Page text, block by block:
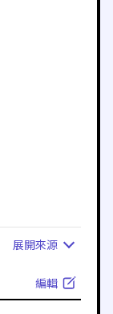
展開來源
編輯